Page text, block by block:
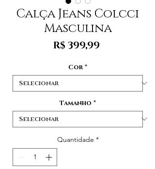
Calça Jeans Colcci
Masculina
R$ 399,99
Cor *
Tamanho *
Quantidade *